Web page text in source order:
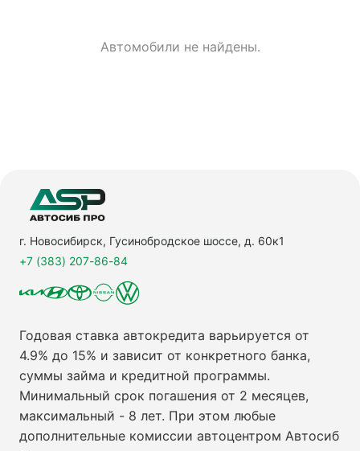
Автомобили не найдены.
г. Новосибирск, Гусинобродское шоссе, д. 60к1
+7 (383) 207-86-84
Годовая ставка автокредита варьируется от
4.9% до 15% и зависит от конкретного банка,
суммы займа и кредитной программы.
Минимальный срок погашения от 2 месяцев,
максимальный - 8 лет. При этом любые
дополнительные комиссии автоцентром Автосиб